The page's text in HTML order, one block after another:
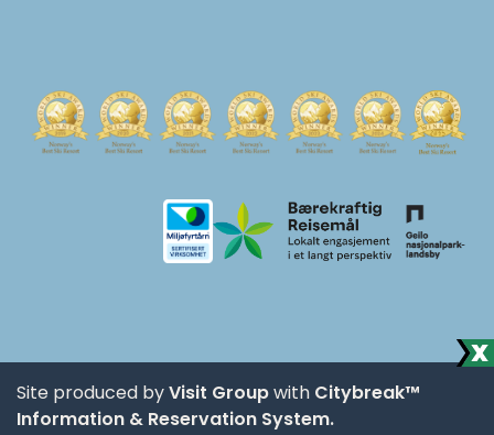
Site produced byVisit Groupwith Citybreak™
Information & Reservation System.